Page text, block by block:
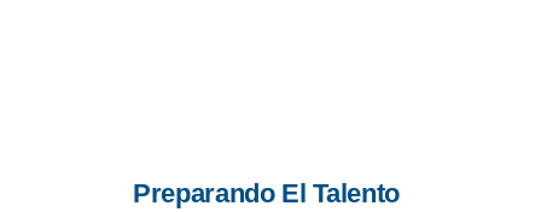
Preparando El Talento